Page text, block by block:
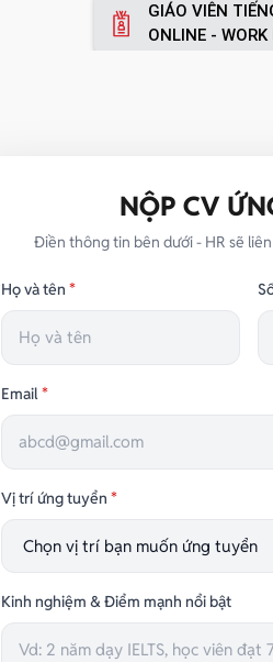
GIÁO VIÊN
ONLINE -
TRƯỞNG
TRƯỞNG
NỘP CV
Điền thông tin bên dưới - HR sẽ
Họ và tên *
Email*
Vị trí ứng tuyển *
Kinh nghiệm & Điểm mạnh nổi bật